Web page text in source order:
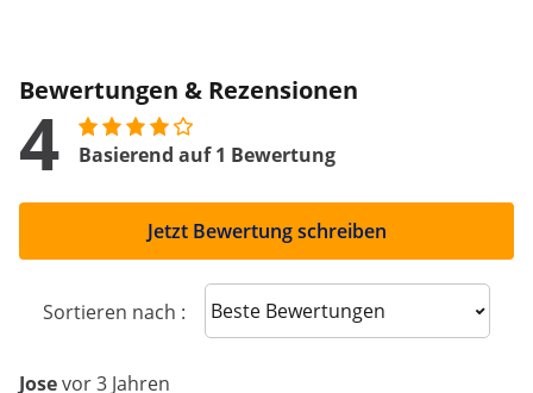
Bewertungen & Rezensionen
4 Basierend auf 1 Bewertung
Jetzt Bewertung schreiben
Sortieren nach : Sort reviews
Josevor 3 Jahren